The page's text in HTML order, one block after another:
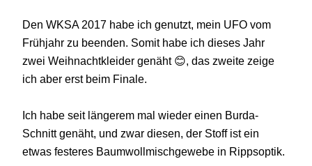
Den WKSA 2017 habe ich genutzt, mein UFO vom
Frühjahr zu beenden. Somit habe ich dieses Jahr
zwei Weihnachtkleider genäht 😊, das zweite zeige
ich aber erst beim Finale.
Ich habe seit längerem mal wieder einen Burda-
Schnitt genäht, und zwar diesen, der Stoff ist ein
etwas festeres Baumwollmischgewebe in Rippsoptik.